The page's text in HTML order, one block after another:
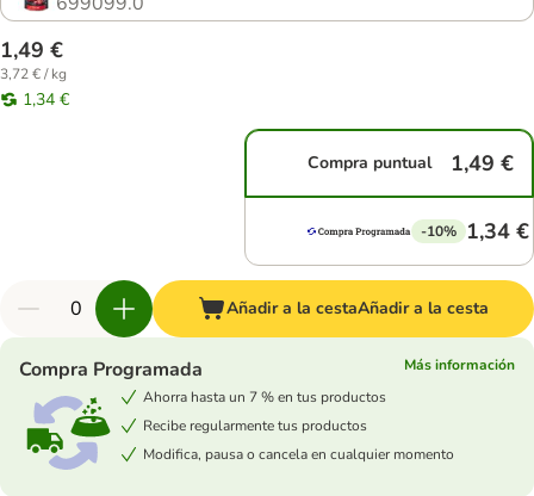
1,49 €
3,72 € / kg
1,34 €
Compra puntual 1,49 €
-10% 1,34 €
Añadir a la cestaAñadir a la cesta
Compra Programada
Más información
Ahorra hasta un 7 % en tus productos
Recibe regularmente tus productos
Modifica, pausa o cancela en cualquier momento